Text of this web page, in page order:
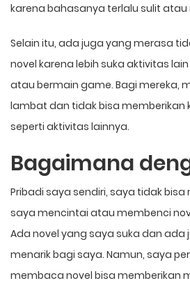
karena bahasanya terlalu sulit atau
Selain itu, ada juga yang merasa
novel karena lebih suka aktivitas
atau bermain game. Bagi mereka,
lambat dan tidak bisa memberikan
seperti aktivitas lainnya.
Bagaimana
Pribadi saya sendiri, saya tidak
saya mencintai atau membenci
Ada novel yang saya suka dan
menarik bagi saya. Namun, saya
membaca novel bisa memberikan